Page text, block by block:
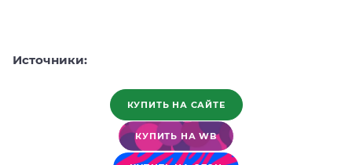
Источники:
КУПИТЬ НА САЙТЕ
КУПИТЬ НА WB